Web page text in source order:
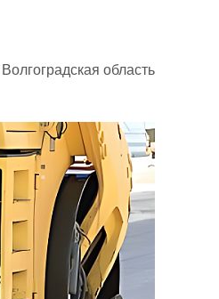
Волгоградская область